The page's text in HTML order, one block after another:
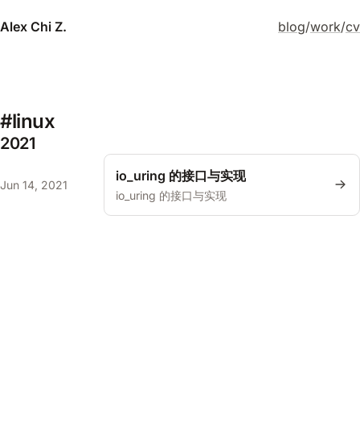
Alex Chi Z. blog/work/cv
#linux
2021
Jun 14, 2021
io_uring 的接口与实现
io_uring 的接口与实现